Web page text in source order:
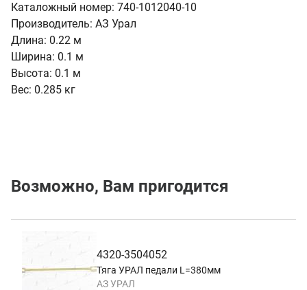
Каталожный номер: 740-1012040-10
Производитель: АЗ Урал
Длина: 0.22 м
Ширина: 0.1 м
Высота: 0.1 м
Вес: 0.285 кг
Возможно, Вам пригодится
4320-3504052
Тяга УРАЛ педали L=380мм
АЗ УРАЛ